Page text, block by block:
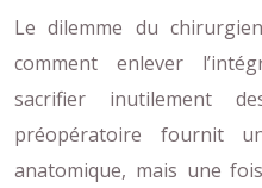
Le dilemme du
comment enlever
sacrifier inutilement
préopératoire fournit
anatomique, mais une